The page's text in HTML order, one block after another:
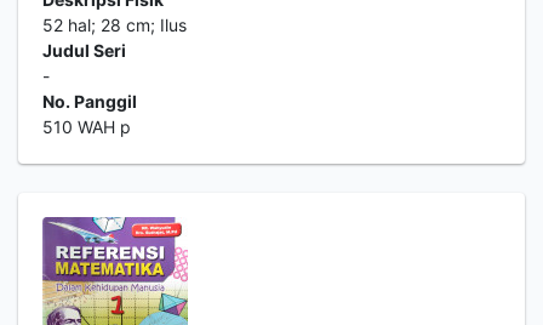
52 hal; 28 cm; Ilus
Judul Seri
-
No. Panggil
510 WAH p